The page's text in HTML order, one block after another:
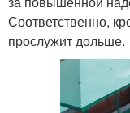
Соответственно,
прослужит дольше.